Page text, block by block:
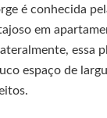
é conhecida
em
essa
espaço de